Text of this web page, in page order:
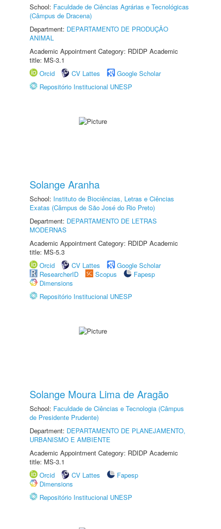
School: Faculdade de Ciências Agrárias e Tecnológicas
(Câmpus de Dracena)
Department: DEPARTAMENTO DE PRODUÇÃO
ANIMAL
Academic Appointment Category: RDIDP Academic
title: MS-3.1
Orcid
CV Lattes
Google Scholar
Repositório Institucional UNESP
Solange Aranha
School: Instituto de Biociências, Letras e Ciências
Exatas (Câmpus de São José do Rio Preto)
Department: DEPARTAMENTO DE LETRAS
MODERNAS
Academic Appointment Category: RDIDP Academic
title: MS-5.3
Orcid
CV Lattes
Google Scholar
ResearcherID
Scopus
Fapesp
Dimensions
Repositório Institucional UNESP
Solange Moura Lima de Aragão
School: Faculdade de Ciências e Tecnologia (Câmpus
de Presidente Prudente)
Department: DEPARTAMENTO DE PLANEJAMENTO,
URBANISMO E AMBIENTE
Academic Appointment Category: RDIDP Academic
title: MS-3.1
Orcid
CV Lattes
Fapesp
Dimensions
Repositório Institucional UNESP